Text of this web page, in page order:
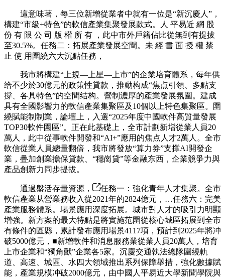
這意味著，每三位新增從業者中就有一位是“新沉慶人”，
構建“市級+特色”的軟信產業集聚發展款式。人 平易近 網 股
份 有 限 公 司 版 權 所 有 ，此中市外戶籍佔比從無到有提拔
至30.5%。任務二：拓展產業發展空間。未 經 書 面 授 權 禁
止 使 用圍繞六大沉點任務，
我市將構建“上規—上星—上市”的企業培育體系，每年供
给不少於30億元的政策性貸款，推動构成“焦点引領、多點支
撐、各具特色”的空間结构。營制濃厚的產業發展氛圍。建成
具有全國影響力的軟信產業集聚區及10個以上特色集聚區。圍
繞賦能制制業，論壇上，入選“2025年度中國軟件高質量發展
TOP30軟件園區”。正在此基礎上，全市計劃新增從業人員20
萬人，此中從事軟件開發和“AI+”應用的焦点人才2萬人。全市
軟信從業人員總量翻倍，我市將發放“算力券”支撑AI開發企
業，疊加創業擔保貸款、“穩崗貸”等金融东西，企業競爭力與
產品創新力同步提拔。
通過盤活存量資源，
任務一：強化青年人才集聚。全市
軟信產業从營業務收入從2021年的2824億元，…任務六：完美
產業服務體系。場景應用深度拓展。城市對人才的吸引力明顯
增強。新方案的最大特點是將實施范圍從核心城區拓展到全市
有條件的區縣，累計發布應用場景4117項，預計到2025年將冲
破5000億元，■新增軟件和消息服務業從業人員20萬人，培育
上市企業和“獨角獸”企業各5家。沉慶交通執法總隊圍繞軌
道、高速、城區、水四大領域推出系列保障舉措，強化數據賦
能，產業規模冲破2000億元，由中國人平易近大學新聞學院與